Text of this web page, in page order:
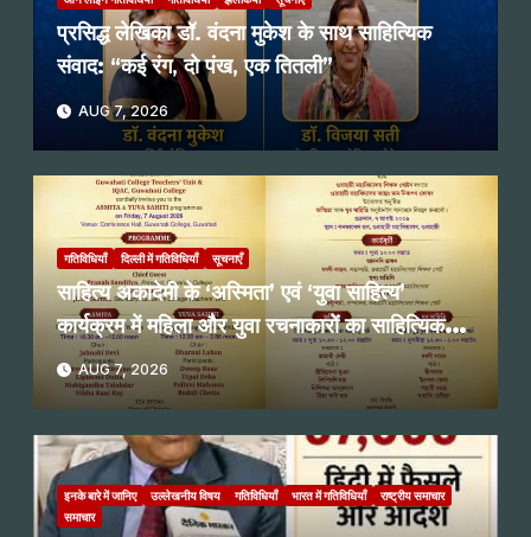
प्रसिद्ध लेखिका डॉ. वंदना मुकेश के साथ साहित्यिक
संवाद: “कई रंग, दो पंख, एक तितली”
AUG 7, 2026
गतिविधियाँ दिल्ली में गतिविधियाँ सूचनाएँ
साहित्य अकादेमी के ‘अस्मिता’ एवं ‘युवा साहित्य’
कार्यक्रम में महिला और युवा रचनाकारों का साहित्यिक
पाठAUG 7, 2026
इनके बारे में जानिए उल्लेखनीय विषय गतिविधियाँ भारत में गतिविधियाँ
राष्ट्रीय समाचार
समाचार